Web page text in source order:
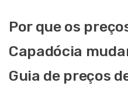
Por que os
Capadócia
Guia de preços